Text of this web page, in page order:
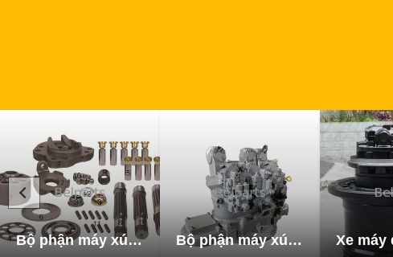
Bộ phận máy xúc thủy lực Bộ phận máy xúc bơm thủy lực